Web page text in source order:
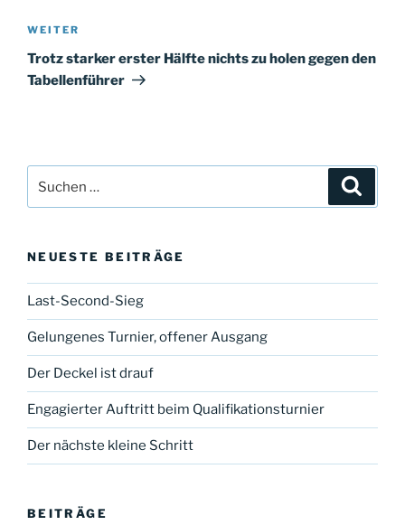
Nächster
Beitrag
WEITER
Trotz starker erster Hälfte nichts zu holen gegen den
Tabellenführer
nach:
NEUESTE BEITRÄGE
Last-Second-Sieg
Gelungenes Turnier, offener Ausgang
Der Deckel ist drauf
Engagierter Auftritt beim Qualifikationsturnier
Der nächste kleine Schritt
BEITRÄGE